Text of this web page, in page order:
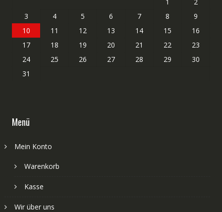
3
4 5 6 7 8
9
10
11 12 13 14 15
16
17
18 19 20 21 22
23
24
25 26 27 28 29
30
31
Menü
Mein Konto
Warenkorb
Kasse
Wir über uns